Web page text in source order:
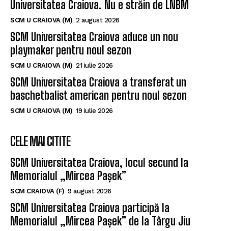
Universitatea Craiova. Nu e străin de LNBM
SCM U CRAIOVA (M) 2 august 2026
SCM Universitatea Craiova aduce un nou
playmaker pentru noul sezon
SCM U CRAIOVA (M) 21 iulie 2026
SCM Universitatea Craiova a transferat un
baschetbalist american pentru noul sezon
SCM U CRAIOVA (M) 19 iulie 2026
CELE MAI CITITE
SCM Universitatea Craiova, locul secund la
Memorialul „Mircea Pașek”
SCM CRAIOVA (F) 9 august 2026
SCM Universitatea Craiova participă la
Memorialul „Mircea Pașek” de la Târgu Jiu